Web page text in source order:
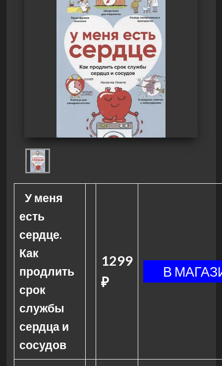
У меня
есть
сердце.
Как
продлить
срок
службы
сердца и
сосудов
1299
₽